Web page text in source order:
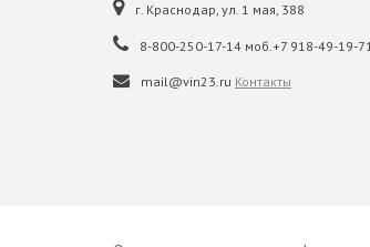
г. Краснодар, ул. 1 мая, 388
8-800-250-17-14 моб.+7 918-49-19-
mail@vin23.ru Контакты